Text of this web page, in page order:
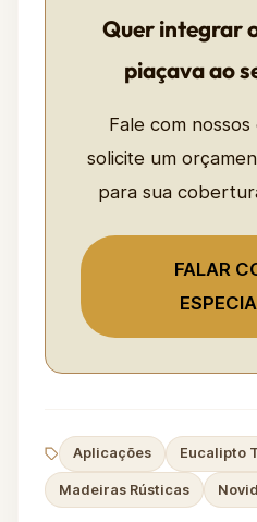
Quer integrar
piaçava ao
Fale com
solicite um
para sua
FALAR
Aplicações Eucalipto
Madeiras Rústicas